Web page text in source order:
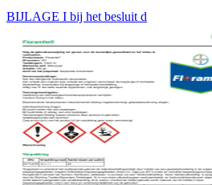
BIJLAGE I bij het besluit d